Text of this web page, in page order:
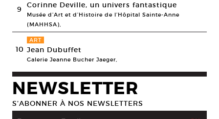
9 Corinne Deville, un univers fantastique
Musée d’Art et d’Histoire de l’Hôpital Sainte-Anne
(MAHHSA),
10
ART
Jean Dubuffet
Galerie Jeanne Bucher Jaeger,
NEWSLETTER
S’ABONNER À NOS NEWSLETTERS